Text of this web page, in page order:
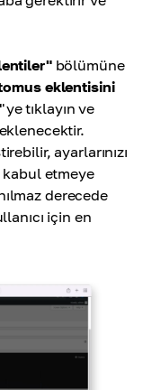
bölümüne
eklentisini
'ye tıklayın ve
ayarlarınızı
kabul etmeye
derecede
için en